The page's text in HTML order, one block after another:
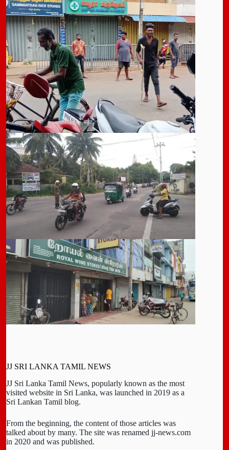
JJ SRI LANKA TAMIL NEWS
JJ Sri Lanka Tamil News, popularly known as the most
visited website in Sri Lanka, was launched in 2019 as a
Sri Lankan Tamil blog.
From the beginning, the content of those articles was
talked about by many. The site was renamed jj-news.com
in 2020 and was published.